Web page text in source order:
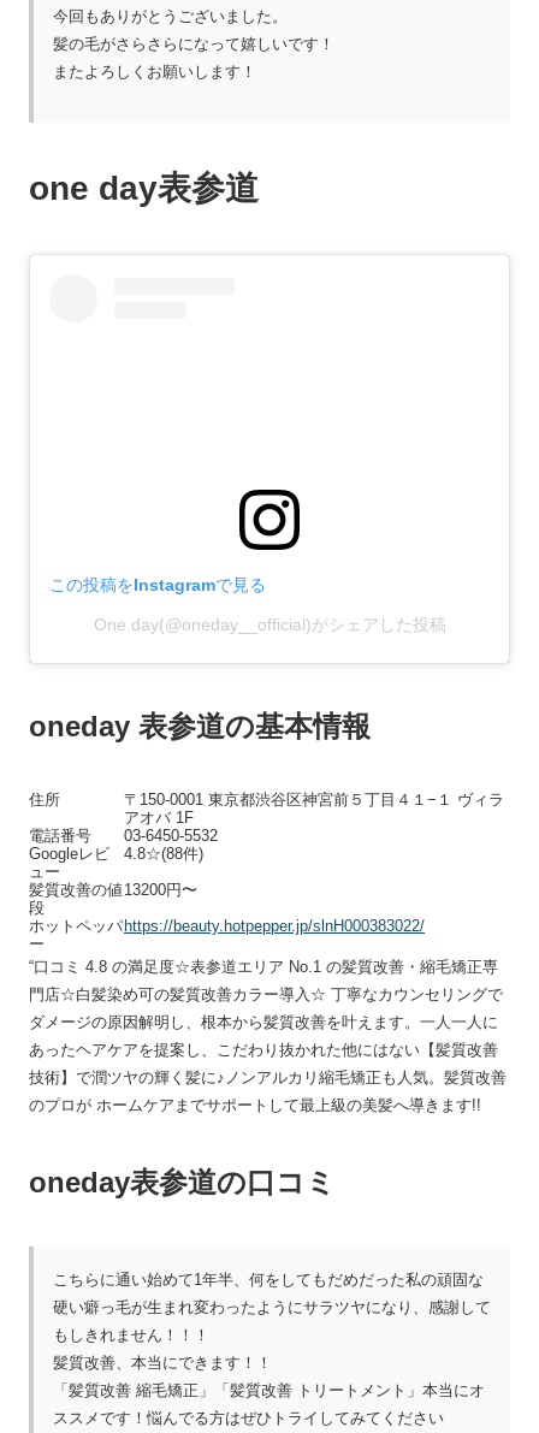
今回もありがとうございました。
髪の毛がさらさらになって嬉しいです！
またよろしくお願いします！
one day表参道
この投稿をInstagramで見る
One day(@oneday__official)がシェアした投稿
oneday 表参道の基本情報
住所
〒150-0001 東京都渋谷区神宮前５丁目４１−１ ヴィラ
アオバ 1F
電話番号
03-6450-5532
Googleレビ
ュー
4.8☆(88件)
髪質改善の値
段
13200円〜
ホットペッパ
ー
https://beauty.hotpepper.jp/slnH000383022/
“口コミ 4.8 の満足度☆表参道エリア No.1 の髪質改善・縮毛矯正専
門店☆白髪染め可の髪質改善カラー導入☆ 丁寧なカウンセリングで
ダメージの原因解明し、根本から髪質改善を叶えます。一人一人に
あったヘアケアを提案し、こだわり抜かれた他にはない【髪質改善
技術】で潤ツヤの輝く髪に♪ノンアルカリ縮毛矯正も人気。髪質改善
のプロが ホームケアまでサポートして最上級の美髪へ導きます!!
oneday表参道の口コミ
こちらに通い始めて1年半、何をしてもだめだった私の頑固な
硬い癖っ毛が生まれ変わったようにサラツヤになり、感謝して
もしきれません！！！
髪質改善、本当にできます！！
「髪質改善 縮毛矯正」「髪質改善 トリートメント」本当にオ
ススメです！悩んでる方はぜひトライしてみてください